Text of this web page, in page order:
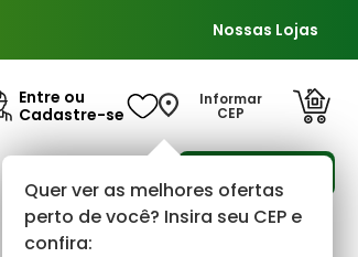
Nossas Lojas
Entre ou
Cadastre-se
Informar
CEP
Quer ver as melhores ofertas
perto de você? Insira seu CEP e
confira: